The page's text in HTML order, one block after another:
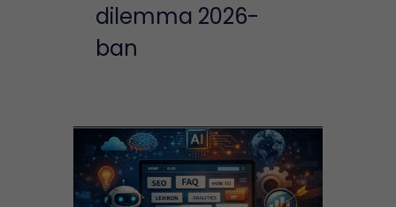
dilemma 2026-
ban